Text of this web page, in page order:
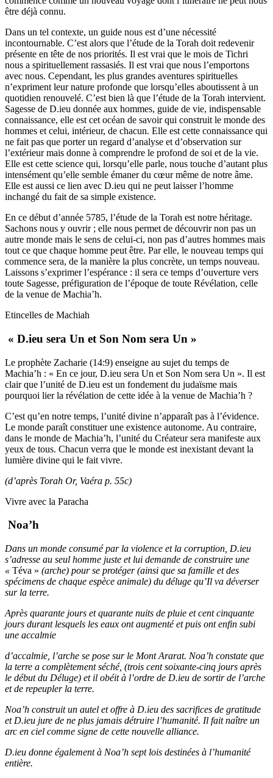
être déjà connu.
Dans un tel contexte, un guide nous est d’une nécessité
incontournable. C’est alors que l’étude de la Torah doit redevenir
présente en tête de nos priorités. Il est vrai que le mois de Tichri
nous a spirituellement rassasiés. Il est vrai que nous l’emportons
avec nous. Cependant, les plus grandes aventures spirituelles
n’expriment leur nature profonde que lorsqu’elles aboutissent à un
quotidien renouvelé. C’est bien là que l’étude de la Torah intervient.
Sagesse de D.ieu donnée aux hommes, guide de vie, indispensable
connaissance, elle est cet océan de savoir qui construit le monde des
hommes et celui, intérieur, de chacun. Elle est cette connaissance qui
ne fait pas que porter un regard d’analyse et d’observation sur
l’extérieur mais donne à comprendre le profond de soi et de la vie.
Elle est cette science qui, lorsqu’elle parle, nous touche d’autant plus
intensément qu’elle semble émaner du cœur même de notre âme.
Elle est aussi ce lien avec D.ieu qui ne peut laisser l’homme
inchangé du fait de sa simple existence.
En ce début d’année 5785, l’étude de la Torah est notre héritage.
Sachons nous y ouvrir ; elle nous permet de découvrir non pas un
autre monde mais le sens de celui-ci, non pas d’autres hommes mais
tout ce que chaque homme peut être. Par elle, le nouveau temps qui
commence sera, de la manière la plus concrète, un temps nouveau.
Laissons s’exprimer l’espérance : il sera ce temps d’ouverture vers
toute Sagesse, préfiguration de l’époque de toute Révélation, celle
de la venue de Machia’h.
Etincelles de Machiah
« D.ieu sera Un et Son Nom sera Un »
Le prophète Zacharie (14:9) enseigne au sujet du temps de
Machia’h : « En ce jour, D.ieu sera Un et Son Nom sera Un ». Il est
clair que l’unité de D.ieu est un fondement du judaïsme mais
pourquoi lier la révélation de cette idée à la venue de Machia’h ?
C’est qu’en notre temps, l’unité divine n’apparaît pas à l’évidence.
Le monde paraît constituer une existence autonome. Au contraire,
dans le monde de Machia’h, l’unité du Créateur sera manifeste aux
yeux de tous. Chacun verra que le monde est inexistant devant la
lumière divine qui le fait vivre.
(d’après Torah Or, Vaéra p. 55c)
Vivre avec la Paracha
Noa’h
Dans un monde consumé par la violence et la corruption, D.ieu
s’adresse au seul homme juste et lui demande de construire une
« Téva » (arche) pour se protéger (ainsi que sa famille et des
spécimens de chaque espèce animale) du déluge qu’Il va déverser
sur la terre.
Après quarante jours et quarante nuits de pluie et cent cinquante
jours durant lesquels les eaux ont augmenté et puis ont enfin subi
une accalmie
d’accalmie, l’arche se pose sur le Mont Ararat. Noa’h constate que
la terre a complètement séché, (trois cent soixante-cinq jours après
le début du Déluge) et il obéit à l’ordre de D.ieu de sortir de l’arche
et de repeupler la terre.
Noa’h construit un autel et offre à D.ieu des sacrifices de gratitude
et D.ieu jure de ne plus jamais détruire l’humanité. Il fait naître un
arc en ciel comme signe de cette nouvelle alliance.
D.ieu donne également à Noa’h sept lois destinées à l’humanité
entière.